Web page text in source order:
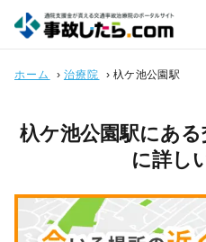
ホーム › 治療院 › 杁ケ池公園駅
杁ケ池公園駅にあ
に詳し